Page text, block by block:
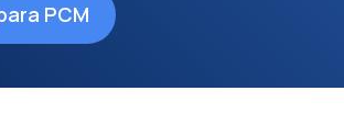
PCM